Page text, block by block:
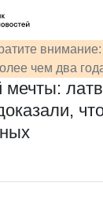
чем два